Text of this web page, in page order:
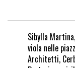
Sibylla
viola nelle
Architetti,